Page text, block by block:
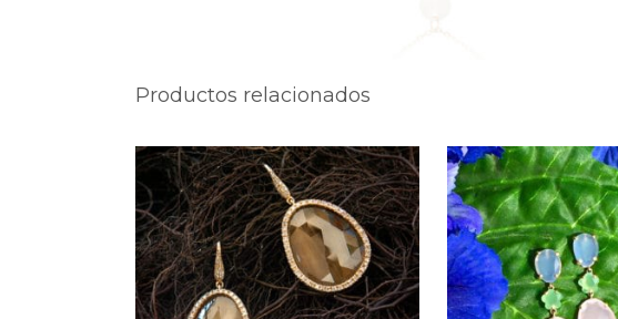
Productos relacionados